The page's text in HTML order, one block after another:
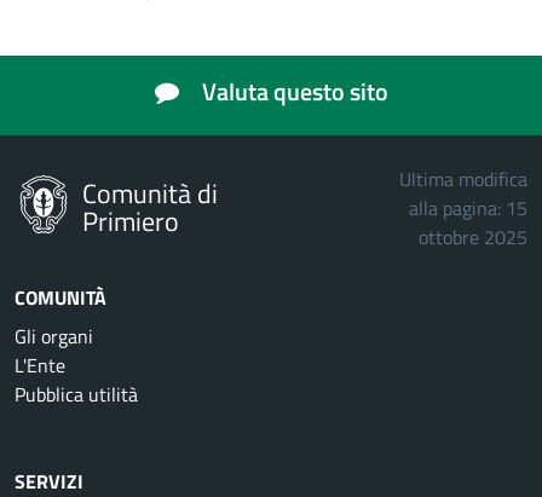
Valuta questo sito
Comunità di
Primiero
Ultima modifica
alla pagina: 15
ottobre 2025
COMUNITÀ
Gli organi
L'Ente
Pubblica utilità
SERVIZI